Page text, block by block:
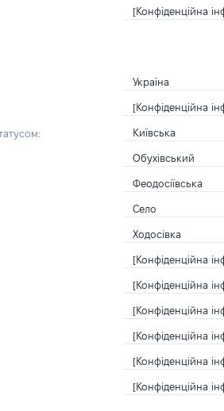
[Конфіденційна
Україна
[Конфіденційна
Київська
Обухівський
Феодосіївська
Село
Ходосівка
[Конфіденційна
[Конфіденційна
[Конфіденційна
[Конфіденційна
[Конфіденційна
[Конфіденційна